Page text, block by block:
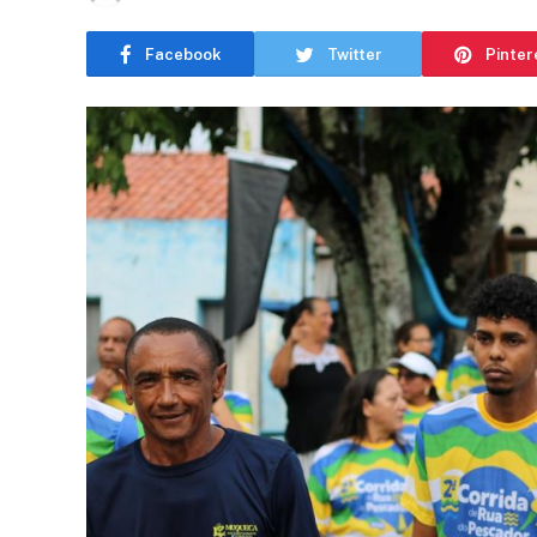
Facebook Twitter